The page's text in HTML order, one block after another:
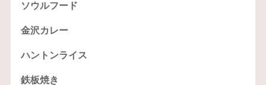
ソウルフード
金沢カレー
ハントンライス
鉄板焼き